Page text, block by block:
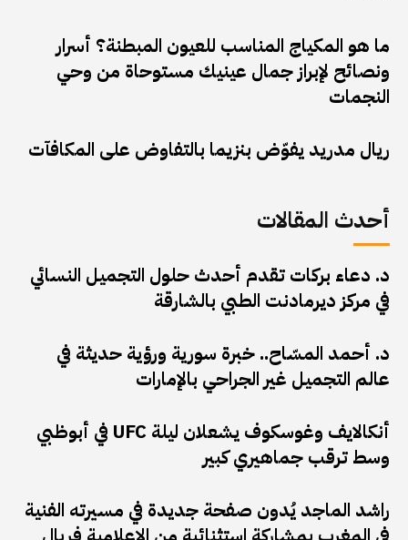
ما هو المكياج المناسب للعيون المبطنة؟ أسرار
ونصائح لإبراز جمال عينيك مستوحاة من وحي
النجمات
ريال مدريد يفوّض بنزيما بالتفاوض على المكافآت
أحدث المقالات
د. دعاء بركات تقدم أحدث حلول التجميل النسائي
في مركز ديرمادنت الطبي بالشارقة
د. أحمد المسّاح.. خبرة سورية ورؤية حديثة في
عالم التجميل غير الجراحي بالإمارات
أنكالايف وغوسكوف يشعلان ليلة UFC في أبوظبي
وسط ترقب جماهيري كبير
راشد الماجد يُدون صفحة جديدة في مسيرته الفنية